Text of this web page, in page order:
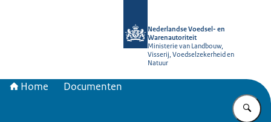
Nederlandse Voedsel- en
Warenautoriteit
Ministerie van Landbouw,
Visserij, Voedselzekerheid en
Natuur
Home Documenten